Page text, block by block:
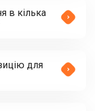
в кілька
для